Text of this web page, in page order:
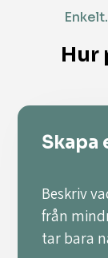
Hur
Skapa
Beskriv
från
tar bara